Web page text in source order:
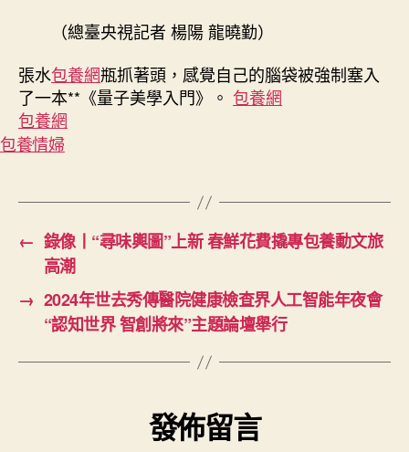
（總臺央視記者 楊陽 龍曉勤）
張水包養網瓶抓著頭，感覺自己的腦袋被強制塞入
了一本**《量子美學入門》。 包養網
包養網
包養情婦
← 錄像丨“尋味輿圖”上新 春鮮花費撬專包養動文旅
高潮
→ 2024年世去秀傳醫院健康檢查界人工智能年夜會
“認知世界 智創將來”主題論壇舉行
發佈留言